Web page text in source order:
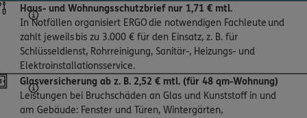
Haus- und Wohnungsschutzbrief nur 1,71 € mtl.
In Notfällen organisiert ERGO die notwendigen Fachleute und
zahlt jeweils bis zu 3.000 € für den Einsatz, z. B. für
Schlüsseldienst, Rohrreinigung, Sanitär-, Heizungs- und
Elektroinstallationsservice.
Glasversicherung ab z. B. 2,52 € mtl. (für 48 qm-Wohnung)
Leistungen bei Bruchschäden an Glas und Kunststoff in und
am Gebäude: Fenster und Türen, Wintergärten,